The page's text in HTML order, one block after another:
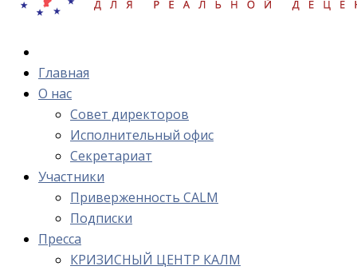
Главная
О нас
Cовет директоров
Исполнительный офис
Cекретариат
Участники
Приверженность CALM
Подписки
Пресса
КРИЗИСНЫЙ ЦЕНТР КАЛМ